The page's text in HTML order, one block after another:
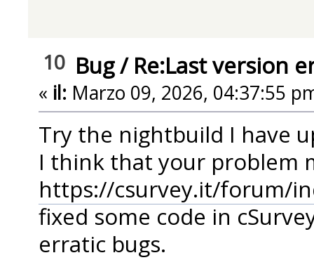
10 Bug/ Re:Last version
« il: Marzo 09, 2026, 04:37:55
Try the nightbuild I have
I think that your problem
https://csurvey.it/forum/
fixed some code in
erratic bugs.